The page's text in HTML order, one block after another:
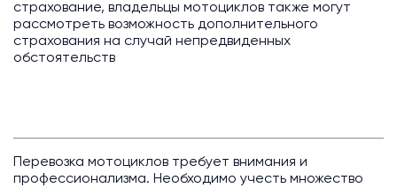
страхование, владельцы мотоциклов также могут
рассмотреть возможность дополнительного
страхования на случай непредвиденных
обстоятельств
Перевозка мотоциклов требует внимания и
профессионализма. Необходимо учесть множество